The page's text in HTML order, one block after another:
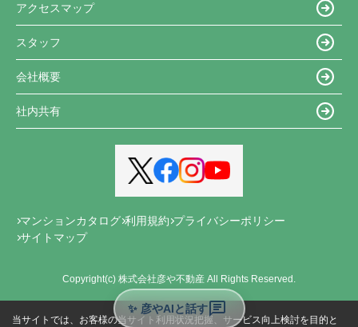
アクセスマップ
スタッフ
会社概要
社内共有
マンションカタログ 利用規約 プライバシーポリシー
サイトマップ
Copyright(c) 株式会社彦や不動産 All Rights Reserved.
✨ 彦やAIと話す
当サイトでは、お客様の当サイト利用状況把握、サービス向上検討を目的と